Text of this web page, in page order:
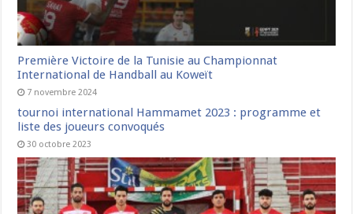
Première Victoire de la Tunisie au Championnat
International de Handball au Koweït
7 novembre 2024
tournoi international Hammamet 2023 : programme et
liste des joueurs convoqués
30 octobre 2023